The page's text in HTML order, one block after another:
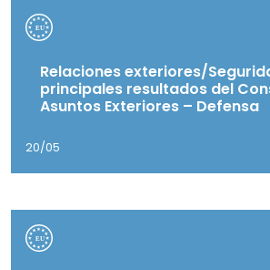
Relaciones exteriores/
principales resultados del
Asuntos Exteriores – Defensa
20/05